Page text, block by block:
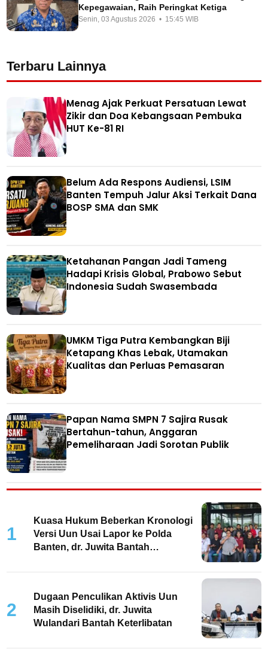
Kepegawaian, Raih Peringkat Ketiga
Senin, 03 Agustus 2026 • 15:45 WIB
Terbaru Lainnya
Menag Ajak Perkuat Persatuan Lewat
Zikir dan Doa Kebangsaan Pembuka
HUT Ke-81 RI
Belum Ada Respons Audiensi, LSIM
Banten Tempuh Jalur Aksi Terkait Dana
BOSP SMA dan SMK
Ketahanan Pangan Jadi Tameng
Hadapi Krisis Global, Prabowo Sebut
Indonesia Sudah Swasembada
UMKM Tiga Putra Kembangkan Biji
Ketapang Khas Lebak, Utamakan
Kualitas dan Perluas Pemasaran
Papan Nama SMPN 7 Sajira Rusak
Bertahun-tahun, Anggaran
Pemeliharaan Jadi Sorotan Publik
1
Kuasa Hukum Beberkan Kronologi
Versi Uun Usai Lapor ke Polda
Banten, dr. Juwita Bantah
2
Dugaan Penculikan Aktivis Uun
Masih Diselidiki, dr. Juwita
Wulandari Bantah Keterlibatan